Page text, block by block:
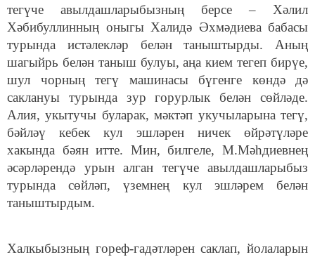
тегүче авылдашларыбызның берсе – Хәлил
Хәбибуллинның оныгы Халидә Әхмәдиева бабасы
турында истәлекләр белән таныштырды. Аның
шагыйрь белән таныш булуы, аңа кием тегеп бирүе,
шул чорның тегү машинасы бүгенге көндә дә
саклануы турында зур горурлык белән сөйләде.
Алия, укытучы буларак, мәктәп укучыларына тегү,
бәйләү кебек кул эшләрен ничек өйрәтүләре
хакында бәян итте. Мин, билгеле, М.Мәһдиевнең
әсәрләрендә урын алган тегүче авылдашларыбыз
турында сөйләп, үземнең кул эшләрем белән
таныштырдым.
Халкыбызның гореф-гадәтләрен саклап, йолаларын